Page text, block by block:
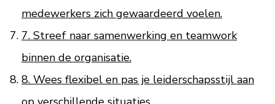
medewerkers zich gewaardeerd voelen.
7. Streef naar samenwerking en teamwork
binnen de organisatie.
8. Wees flexibel en pas je leiderschapsstijl aan